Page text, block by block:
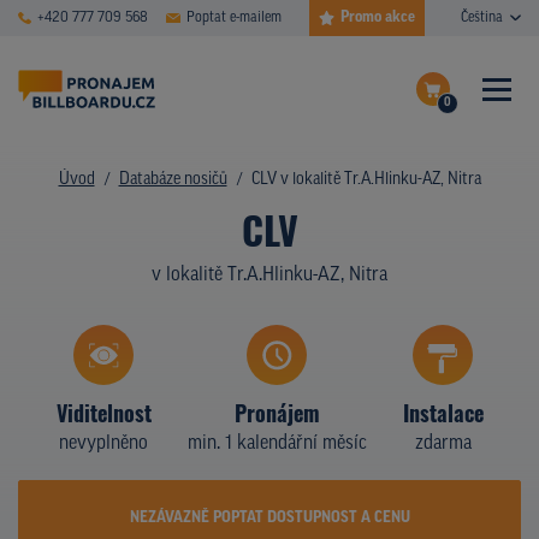
+420 777 709 568 Poptat e-mailem Promo akce Čeština
0
Dokončit poptávku
Zobrazit nosiče na mapě
ČASTÉ DOTAZY
DATABÁZE NOSIČŮ
PLOCHY V AKCI
CENY
Z PRAXE
KDO JSME
Úvod Databáze nosičů CLV v lokalitě Tr.A.Hlinku-AZ, Nitra
CLV
v lokalitě Tr.A.Hlinku-AZ, Nitra
Viditelnost
nevyplněno
Pronájem
min. 1 kalendářní měsíc
Instalace
zdarma
NEZÁVAZNĚ POPTAT DOSTUPNOST A CENU